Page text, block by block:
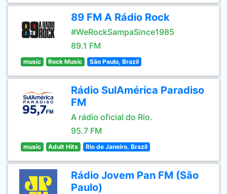
89 FM A Rádio Rock
#WeRockSampaSince1985
89.1 FM
music Rock Music São Paulo, Brazil
Rádio SulAmérica Paradiso
FM
A rádio oficial do Rio.
95.7 FM
music Adult Hits Rio de Janeiro, Brazil
Rádio Jovem Pan FM (São
Paulo)